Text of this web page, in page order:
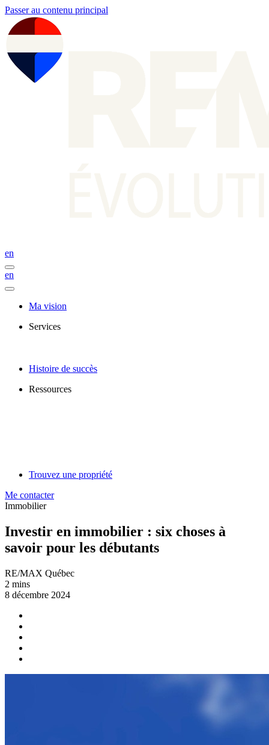
Passer au contenu principal
en
en
Ma vision
Services
Histoire de succès
Ressources
Trouvez une propriété
Me contacter
Immobilier
Investir en immobilier : six choses à
savoir pour les débutants
RE/MAX Québec
2 mins
8 décembre 2024